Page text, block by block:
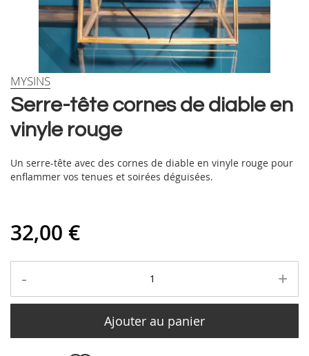
Skip
the
beginning
images
gallery
Serre-tête cornes de diable en
vinyle rouge
MYSINS
Un serre-tête avec des cornes de diable en vinyle rouge pour
enflammer vos tenues et soirées déguisées.
32,00 €
- +
Ajouter au panier